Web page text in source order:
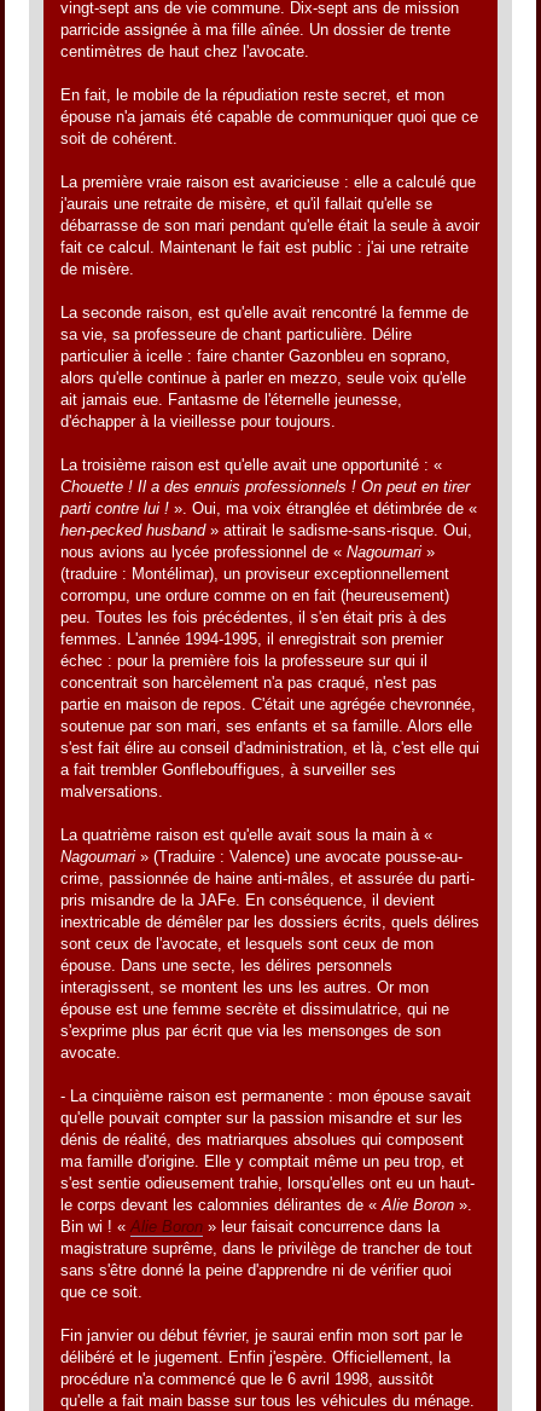
vingt-sept ans de vie commune. Dix-sept ans de mission
parricide assignée à ma fille aînée. Un dossier de trente
centimètres de haut chez l'avocate.
En fait, le mobile de la répudiation reste secret, et mon
épouse n'a jamais été capable de communiquer quoi que ce
soit de cohérent.
La première vraie raison est avaricieuse : elle a calculé que
j'aurais une retraite de misère, et qu'il fallait qu'elle se
débarrasse de son mari pendant qu'elle était la seule à avoir
fait ce calcul. Maintenant le fait est public : j'ai une retraite
de misère.
La seconde raison, est qu'elle avait rencontré la femme de
sa vie, sa professeure de chant particulière. Délire
particulier à icelle : faire chanter Gazonbleu en soprano,
alors qu'elle continue à parler en mezzo, seule voix qu'elle
ait jamais eue. Fantasme de l'éternelle jeunesse,
d'échapper à la vieillesse pour toujours.
La troisième raison est qu'elle avait une opportunité : «
Chouette ! Il a des ennuis professionnels ! On peut en tirer
parti contre lui ! ». Oui, ma voix étranglée et détimbrée de «
hen-pecked husband» attirait le sadisme-sans-risque. Oui,
nous avions au lycée professionnel de «Nagoumari »
(traduire : Montélimar), un proviseur exceptionnellement
corrompu, une ordure comme on en fait (heureusement)
peu. Toutes les fois précédentes, il s'en était pris à des
femmes. L'année 1994-1995, il enregistrait son premier
échec : pour la première fois la professeure sur qui il
concentrait son harcèlement n'a pas craqué, n'est pas
partie en maison de repos. C'était une agrégée chevronnée,
soutenue par son mari, ses enfants et sa famille. Alors elle
s'est fait élire au conseil d'administration, et là, c'est elle qui
a fait trembler Gonflebouffigues, à surveiller ses
malversations.
La quatrième raison est qu'elle avait sous la main à «
Nagoumari » (Traduire : Valence) une avocate pousse-au-
crime, passionnée de haine anti-mâles, et assurée du parti-
pris misandre de la JAFe. En conséquence, il devient
inextricable de démêler par les dossiers écrits, quels délires
sont ceux de l'avocate, et lesquels sont ceux de mon
épouse. Dans une secte, les délires personnels
interagissent, se montent les uns les autres. Or mon
épouse est une femme secrète et dissimulatrice, qui ne
s'exprime plus par écrit que via les mensonges de son
avocate.
- La cinquième raison est permanente : mon épouse savait
qu'elle pouvait compter sur la passion misandre et sur les
dénis de réalité, des matriarques absolues qui composent
ma famille d'origine. Elle y comptait même un peu trop, et
s'est sentie odieusement trahie, lorsqu'elles ont eu un haut-
le corps devant les calomnies délirantes de «Alie Boron ».
Bin wi ! «Alie Boron » leur faisait concurrence dans la
magistrature suprême, dans le privilège de trancher de tout
sans s'être donné la peine d'apprendre ni de vérifier quoi
que ce soit.
Fin janvier ou début février, je saurai enfin mon sort par le
délibéré et le jugement. Enfin j'espère. Officiellement, la
procédure n'a commencé que le 6 avril 1998, aussitôt
qu'elle a fait main basse sur tous les véhicules du ménage.